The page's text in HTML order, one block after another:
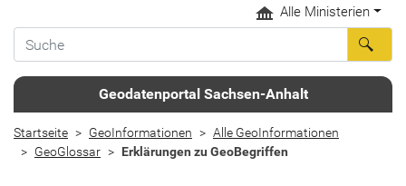
Alle Ministerien
Geodatenportal Sachsen-Anhalt
Startseite GeoInformationen
Alle GeoInformationen
GeoGlossar
Erklärungen zu GeoBegriffen